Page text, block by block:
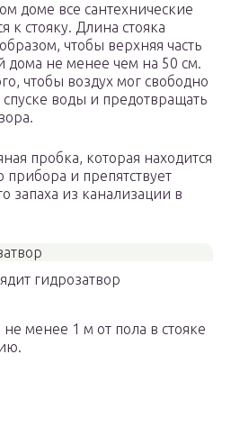
доме все сантехнические
стояку. Длина стояка
чтобы верхняя часть
дома не менее чем на 50 см.
чтобы воздух мог свободно
спуске воды и предотвращать
пробка, которая находится
прибора и препятствует
запаха из канализации в
гидрозатвор
менее 1 м от пола в стояке